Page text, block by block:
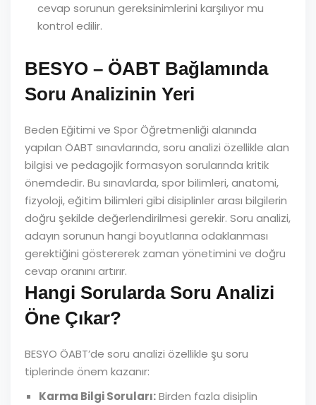
cevap sorunun gereksinimlerini karşılıyor mu
kontrol edilir.
BESYO – ÖABT Bağlamında
Soru Analizinin Yeri
Beden Eğitimi ve Spor Öğretmenliği alanında
yapılan ÖABT sınavlarında, soru analizi özellikle alan
bilgisi ve pedagojik formasyon sorularında kritik
önemdedir. Bu sınavlarda, spor bilimleri, anatomi,
fizyoloji, eğitim bilimleri gibi disiplinler arası bilgilerin
doğru şekilde değerlendirilmesi gerekir. Soru analizi,
adayın sorunun hangi boyutlarına odaklanması
gerektiğini göstererek zaman yönetimini ve doğru
cevap oranını artırır.
Hangi Sorularda Soru Analizi
Öne Çıkar?
BESYO ÖABT’de soru analizi özellikle şu soru
tiplerinde önem kazanır:
Karma Bilgi Soruları:Birden fazla disiplin